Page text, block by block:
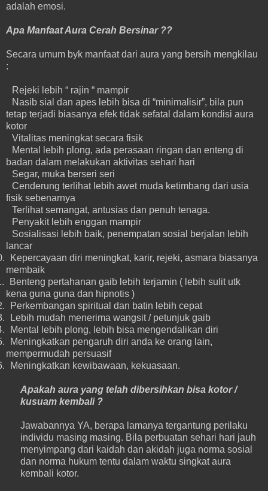
adalah emosi.
Apa Manfaat Aura Cerah Bersinar ??
Secara umum byk manfaat dari aura yang bersih mengkilau
:
Rejeki lebih “ rajin “ mampir
Nasib sial dan apes lebih bisa di “minimalisir”, bila pun
tetap terjadi biasanya efek tidak sefatal dalam kondisi aura
kotor
Vitalitas meningkat secara fisik
Mental lebih plong, ada perasaan ringan dan enteng di
badan dalam melakukan aktivitas sehari hari
Segar, muka berseri seri
Cenderung terlihat lebih awet muda ketimbang dari usia
fisik sebenarnya
Terlihat semangat, antusias dan penuh tenaga.
Penyakit lebih enggan mampir
Sosialisasi lebih baik, penempatan sosial berjalan lebih
lancar
Kepercayaan diri meningkat, karir, rejeki, asmara biasanya
membaik
Benteng pertahanan gaib lebih terjamin ( lebih sulit utk
kena guna guna dan hipnotis )
Perkembangan spiritual dan batin lebih cepat
Lebih mudah menerima wangsit / petunjuk gaib
Mental lebih plong, lebih bisa mengendalikan diri
Meningkatkan pengaruh diri anda ke orang lain,
mempermudah persuasif
Meningkatkan kewibawaan, kekuasaan.
Apakah aura yang telah dibersihkan bisa kotor /
kusuam kembali ?
Jawabannya YA, berapa lamanya tergantung perilaku
individu masing masing. Bila perbuatan sehari hari jauh
menyimpang dari kaidah dan akidah juga norma sosial
dan norma hukum tentu dalam waktu singkat aura
kembali kotor.